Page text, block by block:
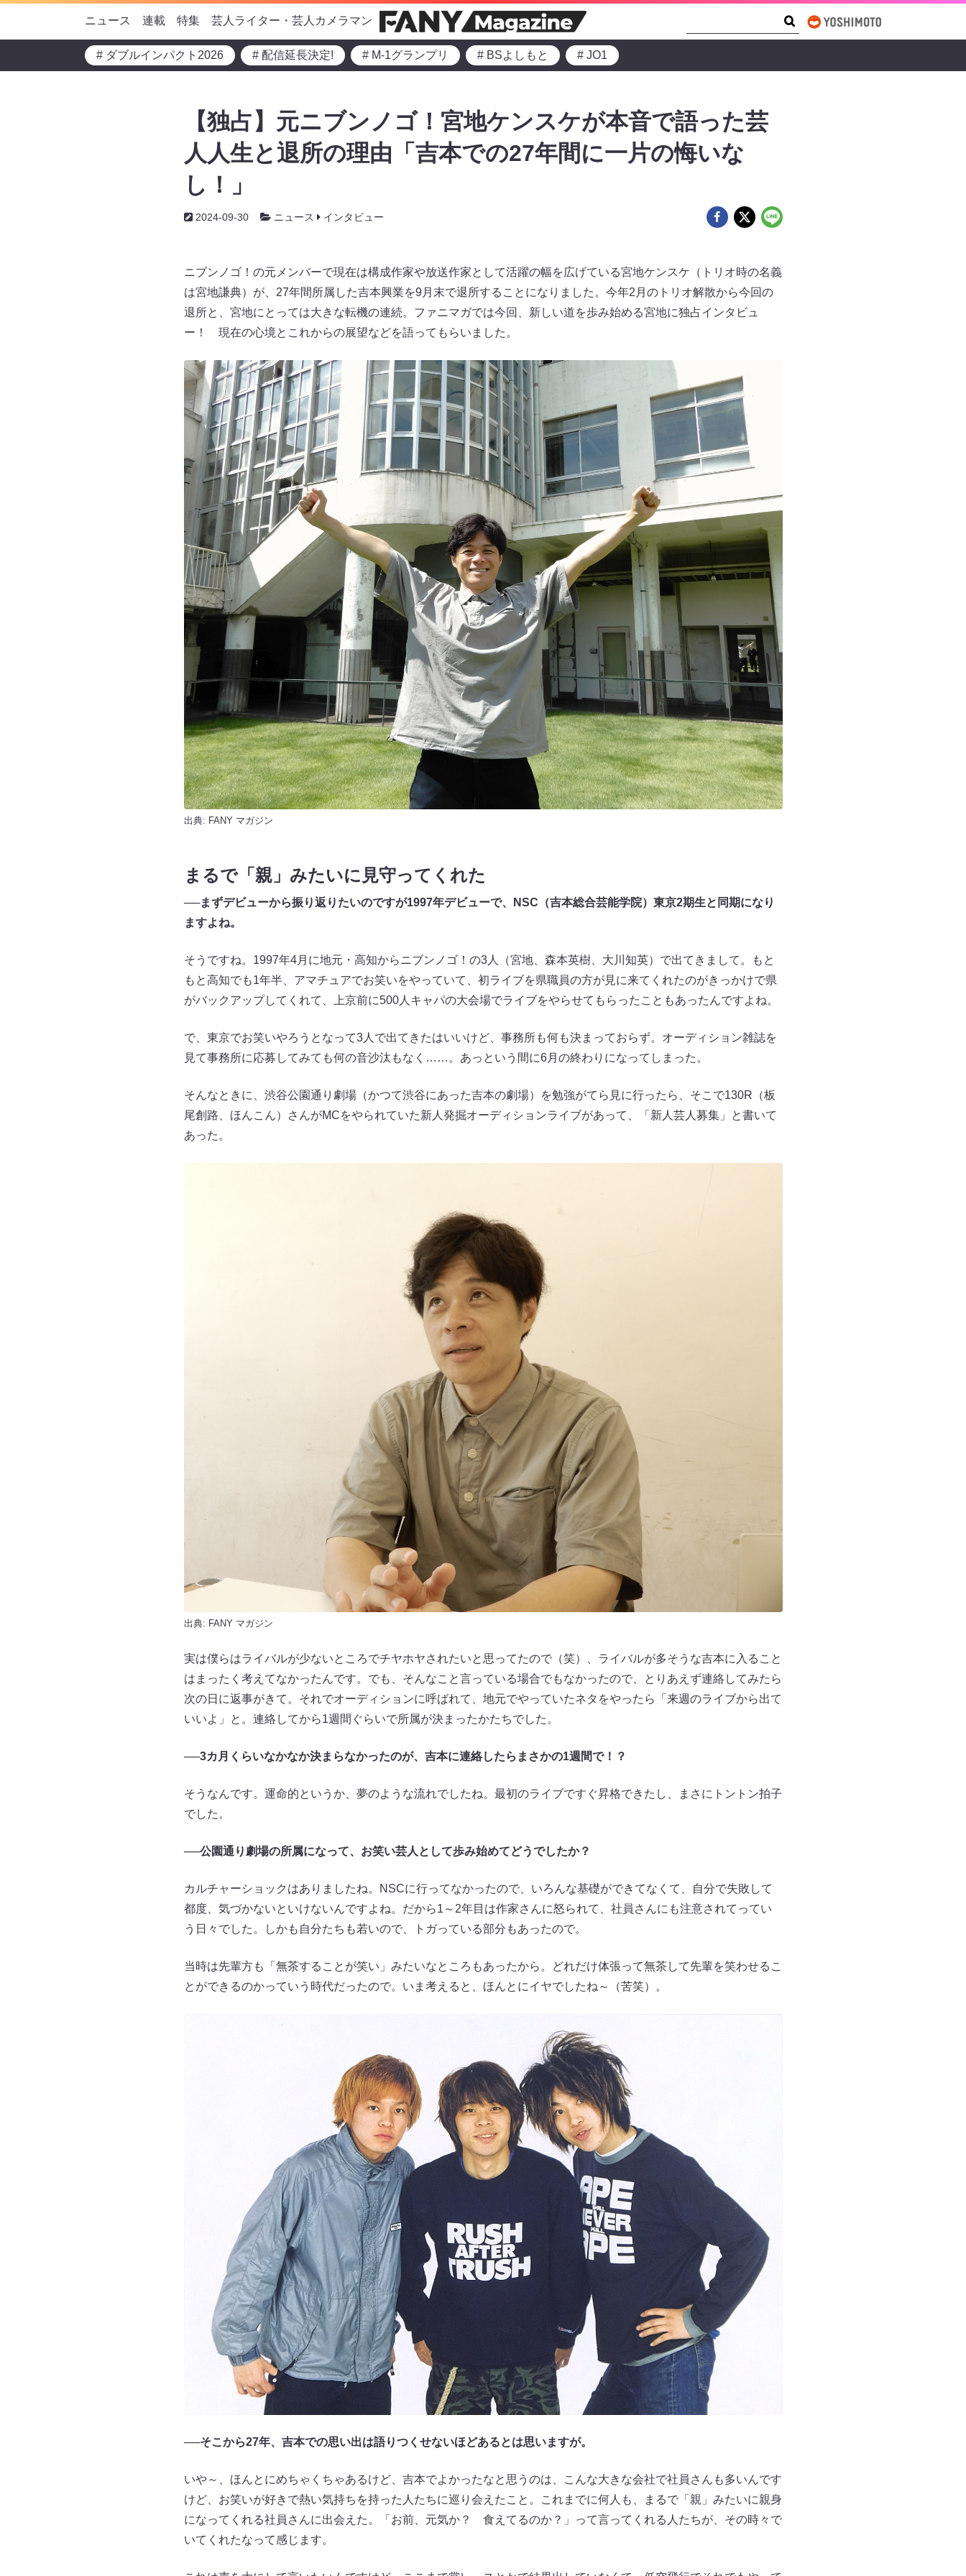
ニュース 連載 特集 芸人ライター・芸人カメラマン
# ダブルインパクト2026 # 配信延長決定! # M-1グランプリ # BSよしもと # JO1
【独占】元ニブンノゴ！宮地ケンスケが本音で語った芸
人人生と退所の理由「吉本での27年間に一片の悔いな
し！」
2024-09-30 ニュース インタビュー
ニブンノゴ！の元メンバーで現在は構成作家や放送作家として活躍の幅を広げている宮地ケンスケ（トリオ時の名義
は宮地謙典）が、27年間所属した吉本興業を9月末で退所することになりました。今年2月のトリオ解散から今回の
退所と、宮地にとっては大きな転機の連続。ファニマガでは今回、新しい道を歩み始める宮地に独占インタビュ
ー！ 現在の心境とこれからの展望などを語ってもらいました。
出典: FANY マガジン
まるで「親」みたいに見守ってくれた
──まずデビューから振り返りたいのですが1997年デビューで、NSC（吉本総合芸能学院）東京2期生と同期になり
ますよね。
そうですね。1997年4月に地元・高知からニブンノゴ！の3人（宮地、森本英樹、大川知英）で出てきまして。もと
もと高知でも1年半、アマチュアでお笑いをやっていて、初ライブを県職員の方が見に来てくれたのがきっかけで県
がバックアップしてくれて、上京前に500人キャパの大会場でライブをやらせてもらったこともあったんですよね。
で、東京でお笑いやろうとなって3人で出てきたはいいけど、事務所も何も決まっておらず。オーディション雑誌を
見て事務所に応募してみても何の音沙汰もなく……。あっという間に6月の終わりになってしまった。
そんなときに、渋谷公園通り劇場（かつて渋谷にあった吉本の劇場）を勉強がてら見に行ったら、そこで130R（板
尾創路、ほんこん）さんがMCをやられていた新人発掘オーディションライブがあって、「新人芸人募集」と書いて
あった。
出典: FANY マガジン
実は僕らはライバルが少ないところでチヤホヤされたいと思ってたので（笑）、ライバルが多そうな吉本に入ること
はまったく考えてなかったんです。でも、そんなこと言っている場合でもなかったので、とりあえず連絡してみたら
次の日に返事がきて。それでオーディションに呼ばれて、地元でやっていたネタをやったら「来週のライブから出て
いいよ」と。連絡してから1週間ぐらいで所属が決まったかたちでした。
──3カ月くらいなかなか決まらなかったのが、吉本に連絡したらまさかの1週間で！？
そうなんです。運命的というか、夢のような流れでしたね。最初のライブですぐ昇格できたし、まさにトントン拍子
でした。
──公園通り劇場の所属になって、お笑い芸人として歩み始めてどうでしたか？
カルチャーショックはありましたね。NSCに行ってなかったので、いろんな基礎ができてなくて、自分で失敗して
都度、気づかないといけないんですよね。だから1～2年目は作家さんに怒られて、社員さんにも注意されてってい
う日々でした。しかも自分たちも若いので、トガっている部分もあったので。
当時は先輩方も「無茶することが笑い」みたいなところもあったから。どれだけ体張って無茶して先輩を笑わせるこ
とができるのかっていう時代だったので。いま考えると、ほんとにイヤでしたね～（苦笑）。
──そこから27年、吉本での思い出は語りつくせないほどあるとは思いますが。
いや～、ほんとにめちゃくちゃあるけど、吉本でよかったなと思うのは、こんな大きな会社で社員さんも多いんです
けど、お笑いが好きで熱い気持ちを持った人たちに巡り会えたこと。これまでに何人も、まるで「親」みたいに親身
になってくれる社員さんに出会えた。「お前、元気か？ 食えてるのか？」って言ってくれる人たちが、その時々で
いてくれたなって感じます。